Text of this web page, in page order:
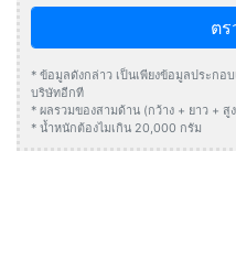
ต
* ข้อมูลดังกล่าว เป็นเพียงข้อมูลประกอ
บริษัทอีกที
* ผลรวมของสามด้าน (กว้าง + ยาว + สู
* น้ำหนักต้องไมเกิน 20,000 กรัม